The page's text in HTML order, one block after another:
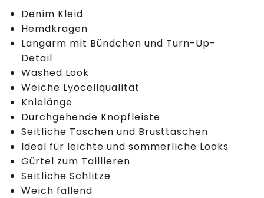
Denim Kleid
Hemdkragen
Langarm mit Bündchen und Turn-Up-
Detail
Washed Look
Weiche Lyocellqualität
Knielänge
Durchgehende Knopfleiste
Seitliche Taschen und Brusttaschen
Ideal für leichte und sommerliche Looks
Gürtel zum Taillieren
Seitliche Schlitze
Weich fallend